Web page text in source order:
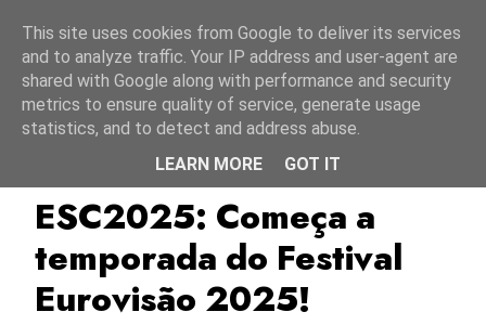
Especial TOP
ESC2025: Começa a
temporada do Festival
Eurovisão 2025!
This site uses cookies from Google to deliver its services
and to analyze traffic. Your IP address and user-agent are
shared with Google along with performance and security
metrics to ensure quality of service, generate usage
statistics, and to detect and address abuse.
LEARN MORE
GOT IT